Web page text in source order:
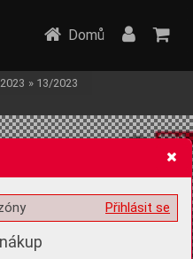
volitelných informací
Domů
» 13/2023
Přihlásit se